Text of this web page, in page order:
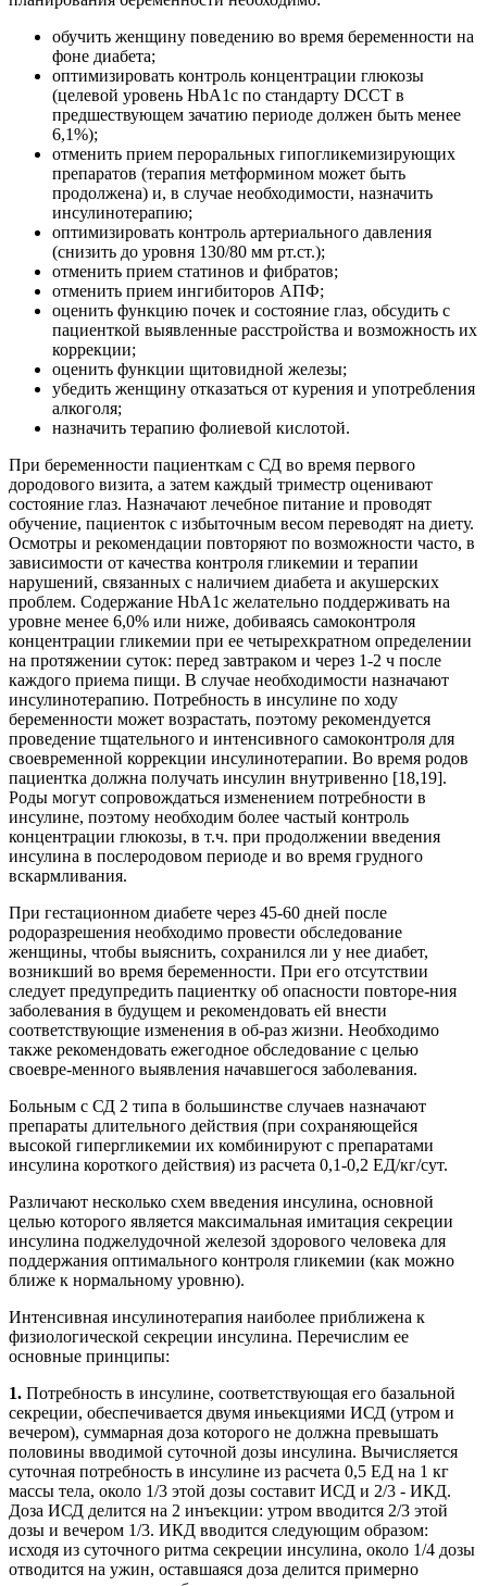
обучить женщину поведению во время беременности на
фоне диабета;
оптимизировать контроль концентрации глюкозы
(целевой уровень HbA1c по стандарту DCCT в
предшествующем зачатию периоде должен быть менее
6,1%);
отменить прием пероральных гипогликемизирующих
препаратов (терапия метформином может быть
продолжена) и, в случае необходимости, назначить
инсулинотерапию;
оптимизировать контроль артериального давления
(снизить до уровня 130/80 мм рт.ст.);
отменить прием статинов и фибратов;
отменить прием ингибиторов АПФ;
оценить функцию почек и состояние глаз, обсудить с
пациенткой выявленные расстройства и возможность их
коррекции;
оценить функции щитовидной железы;
убедить женщину отказаться от курения и употребления
алкоголя;
назначить терапию фолиевой кислотой.
При беременности пациенткам с СД во время первого
дородового визита, а затем каждый триместр оценивают
состояние глаз. Назначают лечебное питание и проводят
обучение, пациенток с избыточным весом переводят на диету.
Осмотры и рекомендации повторяют по возможности часто, в
зависимости от качества контроля гликемии и терапии
нарушений, связанных с наличием диабета и акушерских
проблем. Содержание HbA1c желательно поддерживать на
уровне менее 6,0% или ниже, добиваясь самоконтроля
концентрации гликемии при ее четырехкратном определении
на протяжении суток: перед завтраком и через 1-2 ч после
каждого приема пищи. В случае необходимости назначают
инсулинотерапию. Потребность в инсулине по ходу
беременности может возрастать, поэтому рекомендуется
проведение тщательного и интенсивного самоконтроля для
своевременной коррекции инсулинотерапии. Во время родов
пациентка должна получать инсулин внутривенно [18,19].
Роды могут сопровождаться изменением потребности в
инсулине, поэтому необходим более частый контроль
концентрации глюкозы, в т.ч. при продолжении введения
инсулина в послеродовом периоде и во время грудного
вскармливания.
При гестационном диабете через 45-60 дней после
родоразрешения необходимо провести обследование
женщины, чтобы выяснить, сохранился ли у нее диабет,
возникший во время беременности. При его отсутствии
следует предупредить пациентку об опасности повторе-ния
заболевания в будущем и рекомендовать ей внести
соответствующие изменения в об-раз жизни. Необходимо
также рекомендовать ежегодное обследование с целью
своевре-менного выявления начавшегося заболевания.
Больным с СД 2 типа в большинстве случаев назначают
препараты длительного действия (при сохраняющейся
высокой гипергликемии их комбинируют с препаратами
инсулина короткого действия) из расчета 0,1-0,2 ЕД/кг/сут.
Различают несколько схем введения инсулина, основной
целью которого является максимальная имитация секреции
инсулина поджелудочной железой здорового человека для
поддержания оптимального контроля гликемии (как можно
ближе к нормальному уровню).
Интенсивная инсулинотерапия наиболее приближена к
физиологической секреции инсулина. Перечислим ее
основные принципы:
1. Потребность в инсулине, соответствующая его базальной
секреции, обеспечивается двумя иньекциями ИСД (утром и
вечером), суммарная доза которого не должна превышать
половины вводимой суточной дозы инсулина. Вычисляется
суточная потребность в инсулине из расчета 0,5 ЕД на 1 кг
массы тела, около 1/3 этой дозы составит ИСД и 2/3 - ИКД.
Доза ИСД делится на 2 инъекции: утром вводится 2/3 этой
дозы и вечером 1/3. ИКД вводится следующим образом:
исходя из суточного ритма секреции инсулина, около 1/4 дозы
отводится на ужин, оставшаяся доза делится примерно